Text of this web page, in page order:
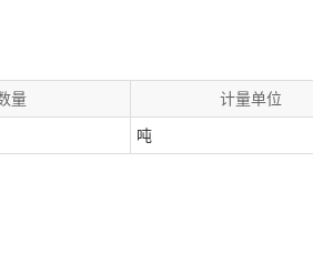
量 计量单位
吨